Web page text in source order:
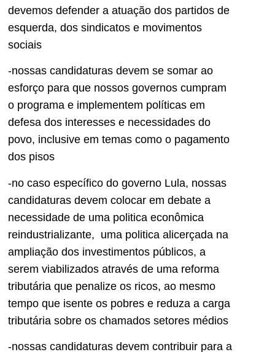
devemos defender a atuação dos partidos de
esquerda, dos sindicatos e movimentos
sociais
-nossas candidaturas devem se somar ao
esforço para que nossos governos cumpram
o programa e implementem políticas em
defesa dos interesses e necessidades do
povo, inclusive em temas como o pagamento
dos pisos
-no caso específico do governo Lula, nossas
candidaturas devem colocar em debate a
necessidade de uma politica econômica
reindustrializante, uma politica alicerçada na
ampliação dos investimentos públicos, a
serem viabilizados através de uma reforma
tributária que penalize os ricos, ao mesmo
tempo que isente os pobres e reduza a carga
tributária sobre os chamados setores médios
-nossas candidaturas devem contribuir para a